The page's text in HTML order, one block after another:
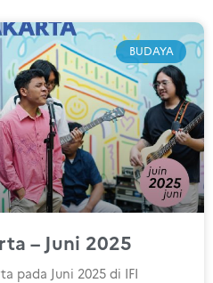
BUDAYA
– Juni 2025
pada Juni 2025 di IFI